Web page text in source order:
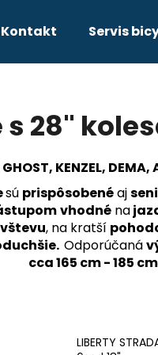
Kontakt Servis
28"
KENZEL, DEMA,
sú prispôsobenéaj
vhodné na
, na kratší
Odporúčaná
cca 165 cm - 185
LIBERTY